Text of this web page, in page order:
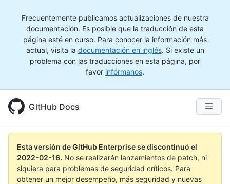
Frecuentemente publicamos actualizaciones de nuestra
documentación. Es posible que la traducción de esta
página esté en curso. Para conocer la información más
actual, visita la documentación en inglés. Si existe un
problema con las traducciones en esta página, por
favor infórmanos.
GitHub Docs
Esta versión de GitHub Enterprise se discontinuó el
2022-02-16. No se realizarán lanzamientos de patch, ni
siquiera para problemas de seguridad críticos. Para
obtener un mejor desempeño, más seguridad y nuevas